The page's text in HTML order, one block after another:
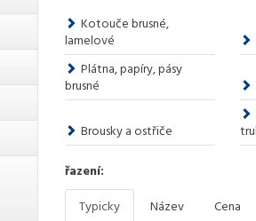
Kotouče brusné,
lamelové
Plátna, papíry, pásy
brusné
Brousky a ostřiče
řazení:
Typicky
Název Cena